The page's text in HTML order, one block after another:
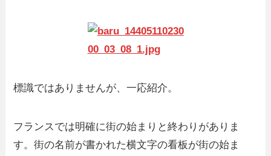
標識ではありませんが、一応紹介。
フランスでは明確に街の始まりと終わりがありま
す。街の名前が書かれた横文字の看板が街の始ま